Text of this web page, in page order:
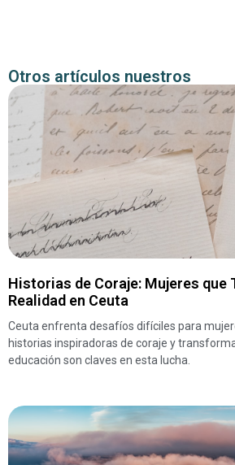
Otros artículos nuestros
Historias de Coraje: Mujeres que
Realidad en Ceuta
Ceuta enfrenta desafíos difíciles para
historias inspiradoras de coraje y
educación son claves en esta lucha.